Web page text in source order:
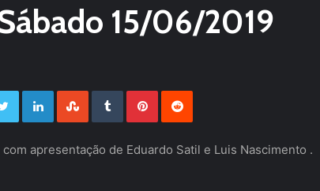
15/06/2019
Twitter LinkedIn StumbleUpon Tumblr Pinterest
apresentação de Eduardo Satil e Luis Nascimento .